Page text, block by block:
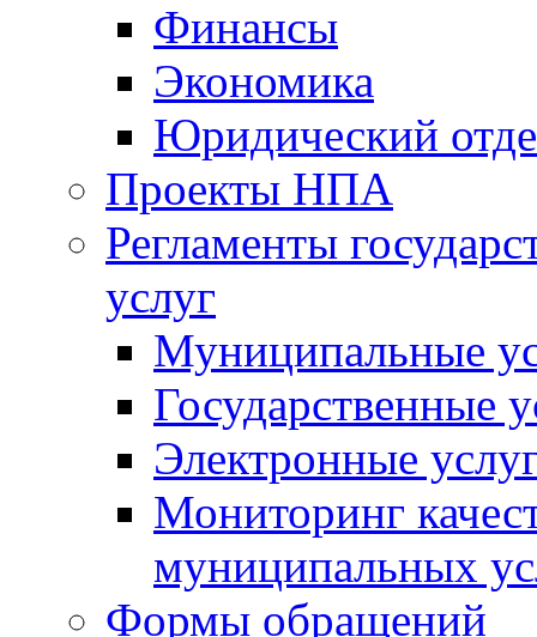
Финансы
Экономика
Юридический
Проекты НПА
Регламенты
услуг
Муниципальные
Государственные
Электронные
Мониторинг
муниципальных
Формы обращений